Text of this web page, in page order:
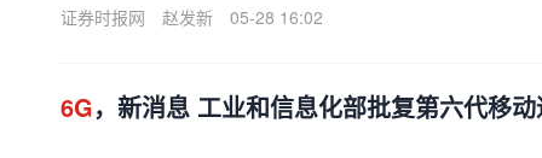
证券时报网 赵发新 05-28 16:02
6G，新消息 工业和信息化部批复第六代移